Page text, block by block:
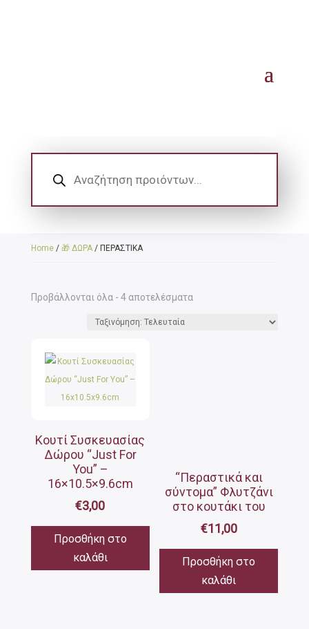
search
Home/ 🎁 ΔΩΡΑ/ ΠΕΡΑΣΤΙΚΑ
Προβάλλονται όλα - 4 αποτελέσματαSorted
Κουτί Συσκευασίας
Δώρου “Just For
You” –
16×10.5×9.6cm
€3,00
Προσθήκη στο
καλάθι
“Περαστικά και
σύντομα” Φλυτζάνι
στο κουτάκι του
€11,00
Προσθήκη στο
καλάθι